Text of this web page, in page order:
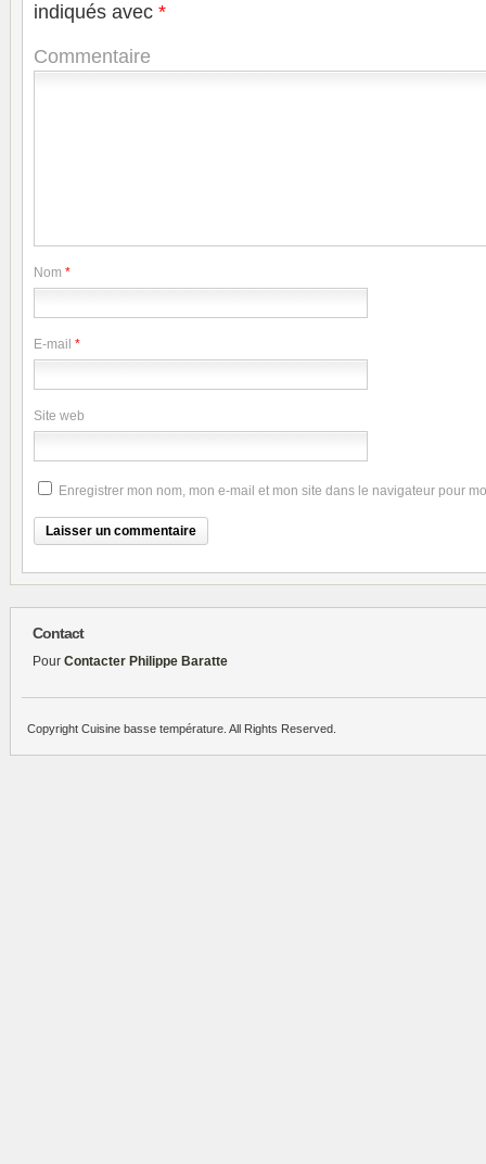
indiqués avec *
Commentaire
Nom *
E-mail *
Site web
Enregistrer mon nom, mon e-mail et mon site dans le navigateur pour
Contact
Pour Contacter Philippe Baratte
Copyright Cuisine basse température. All Rights Reserved.